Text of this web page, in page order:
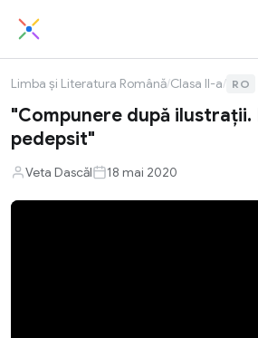
Limba și Literatura Română/Clasa II-a/ RO
"Compunere după ilustrații.
pedepsit"
Veta Dascăl 18 mai 2020